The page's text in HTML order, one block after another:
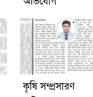
কৃষি সম্প্রসারণ